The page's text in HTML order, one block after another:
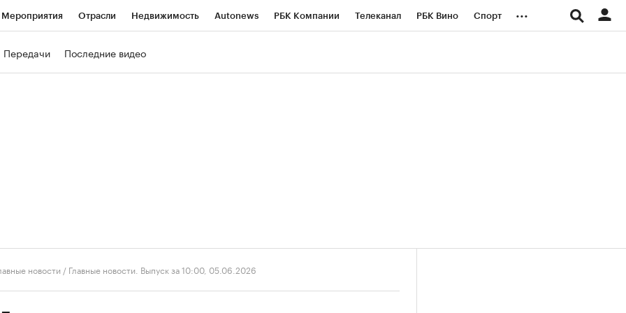
Мероприятия Отрасли Недвижимость Autonews РБК Компании Телеканал РБК Вино Спорт ...
Передачи Последние видео
новости / Главные новости. Выпуск за 10:00, 05.06.2026